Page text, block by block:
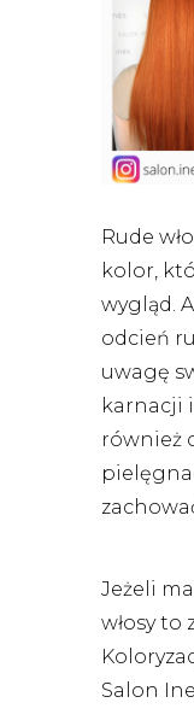
Rude
kolor,
wygląd.
odcień
uwagę
karnacji
również
Jeżeli
włosy to
Salon